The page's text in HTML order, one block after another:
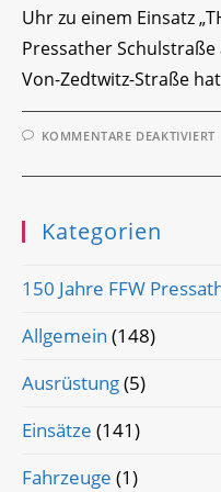
Uhr zu einem Einsatz
Pressather
Von-Zedtwitz-Straße
KOMMENTARE DEAKTIVIERT
Kategorien
150 Jahre FFW
Allgemein (148)
Ausrüstung(5)
Einsätze (141)
Fahrzeuge (1)